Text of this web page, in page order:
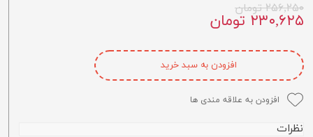
۲۵۶,۲۵۰ تومان
۲۳۰,۶۲۵ تومان
افزودن به سبد خرید
افزودن به علاقه مندی ها
نظرات